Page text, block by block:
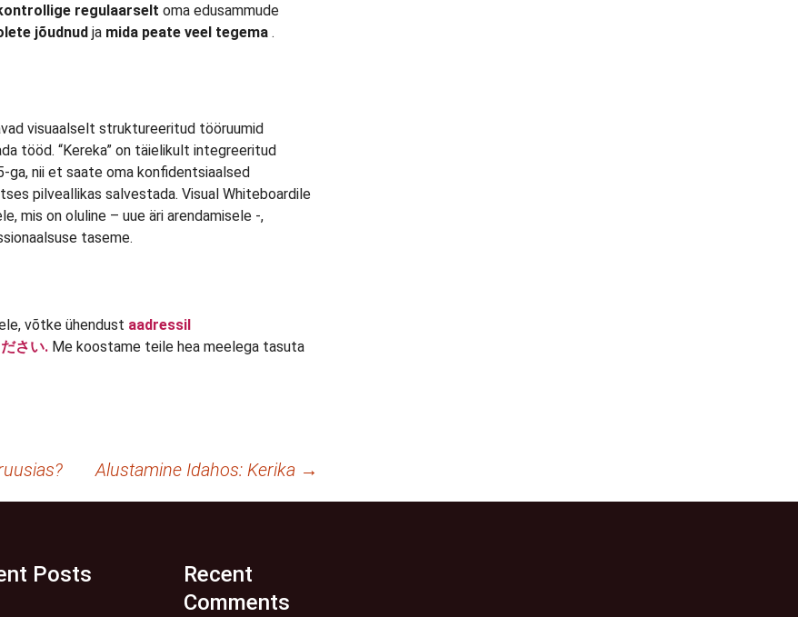
regulaarselt oma edusammude
jõudnud ja mida peate veel tegema .
visuaalselt struktureeritud tööruumid
tööd. “Kereka” on täielikult integreeritud
ga, nii et saate oma konfidentsiaalsed
pilveallikas salvestada. Visual Whiteboardile
mis on oluline – uue äri arendamisele -,
taseme.
võtke ühendust aadressil
さい. Me koostame teile hea meelega tasuta
Alustamine Idahos: Kerika →
Posts
Recent
Comments